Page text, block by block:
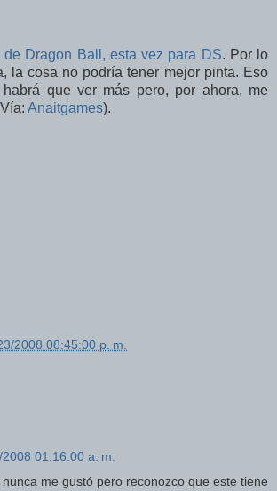
Dragon Ball, esta vez para DS. Por lo
la cosa no podría tener mejor pinta. Eso
que ver más pero, por ahora, me
Anaitgames).
2008 08:45:00 p. m.
01:16:00 a. m.
nunca me gustó pero reconozco que este tiene